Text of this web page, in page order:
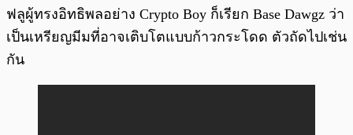
ฟลูผู้ทรงอิทธิพลอย่าง Crypto Boy ก็เรียก Base Dawgz ว่า
เป็นเหรียญมีมที่อาจเติบโตแบบก้าวกระโดด ตัวถัดไปเช่น
กัน